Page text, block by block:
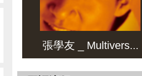
張學友 _ Multivers...